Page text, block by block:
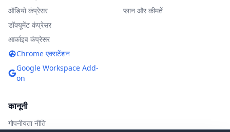
ऑडियो कंप्रेसर
डॉक्यूमेंट कंप्रेसर
आर्काइव कंप्रेसर
Chrome एक्सटेंशन
Google Workspace Add-
on
प्लान और कीमतें
कानूनी
गोपनीयता नीति